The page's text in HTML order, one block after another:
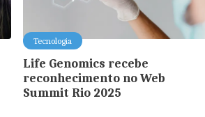
Tecnologia
Life Genomics recebe
reconhecimento no Web
Summit Rio 2025